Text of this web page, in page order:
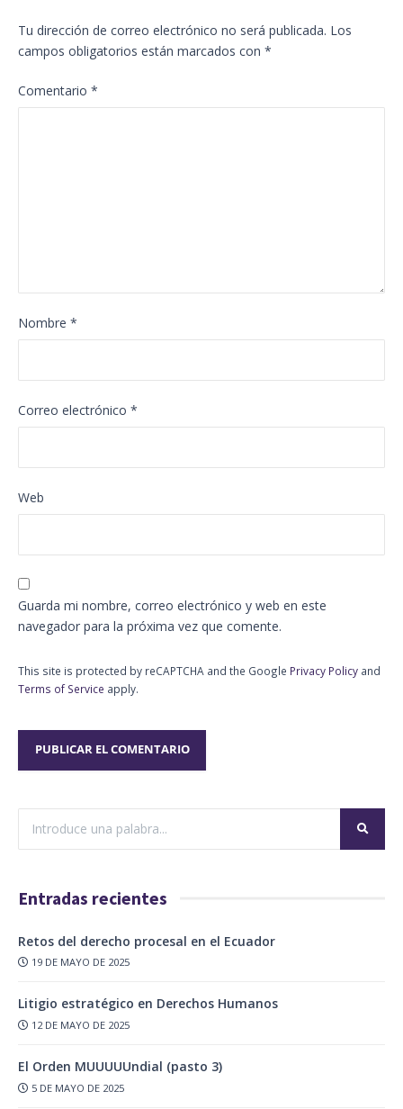
Tu dirección de correo electrónico no será publicada. Los
campos obligatorios están marcados con *
Comentario *
Nombre *
Correo electrónico *
Web
Guarda mi nombre, correo electrónico y web en este
navegador para la próxima vez que comente.
This site is protected by reCAPTCHA and the Google Privacy Policy and
Terms of Service apply.
Entradas recientes
Retos del derecho procesal en el Ecuador
19 DE MAYO DE 2025
Litigio estratégico en Derechos Humanos
12 DE MAYO DE 2025
El Orden MUUUUUndial (pasto 3)
5 DE MAYO DE 2025